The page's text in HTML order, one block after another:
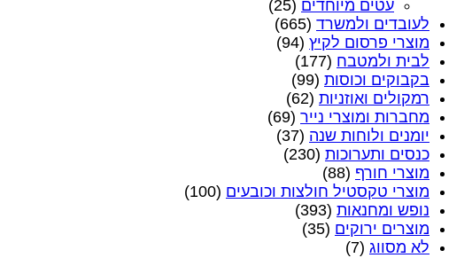
עטים מיוחדים (25)
לעובדים ולמשרד (665)
מוצרי פרסום לקיץ (94)
לבית ולמטבח (177)
בקבוקים וכוסות (99)
רמקולים ואוזניות (62)
מחברות ומוצרי נייר (69)
יומנים ולוחות שנה (37)
כנסים ותערוכות (230)
מוצרי חורף (88)
מוצרי טקסטיל חולצות וכובעים (100)
נופש ומחנאות (393)
מוצרים ירוקים (35)
לא מסווג (7)